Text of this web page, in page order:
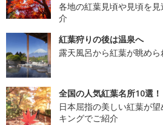
各地の紅葉見頃や見頃を
介
紅葉狩りの後は温泉へ
露天風呂から紅葉が眺め
全国の人気紅葉名所10選！
日本屈指の美しい紅葉が
キングでご紹介